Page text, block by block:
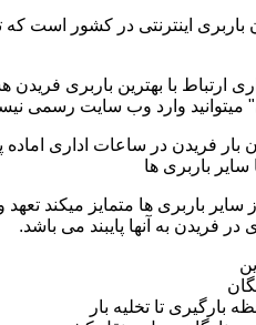
باربری اینترنتی در کشور است
ارتباط با بهترین باربری
وارد وب سایت رسمی
فریدن در ساعات اداری
سایر باربری ها
سایر باربری ها متمایز میکند
در فریدن به آنها پایبند می باشد.
بارگیری تا تخلیه بار